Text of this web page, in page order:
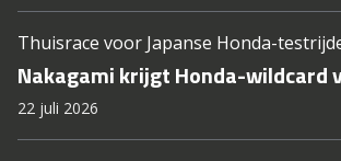
Thuisrace voor Japanse Honda-
Nakagami krijgt Honda-wildcard
22 juli 2026